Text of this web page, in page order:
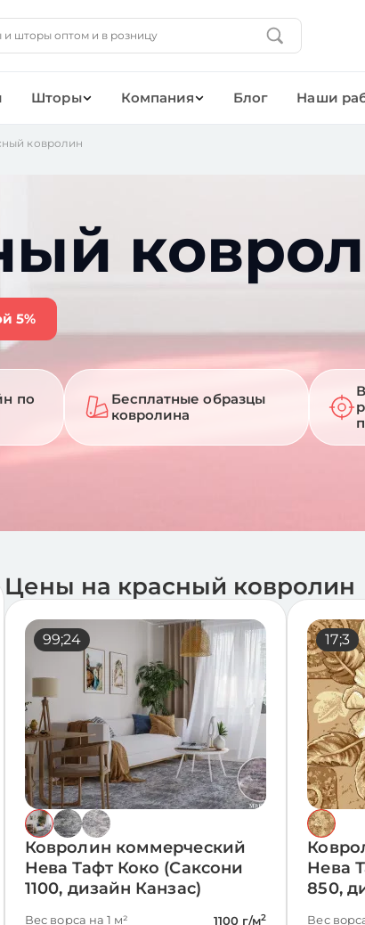
Шторы Компания Блог Наши
ковролин
5%
по
Бесплатные образцы
ковролина
Цены на красный ковролин
99;24
Ковролин коммерческий
Нева Тафт Коко (Саксони
1100, дизайн Канзас)
Вес ворса на 1 м² 1100 г/м2
17;3
Нева
850,
Вес